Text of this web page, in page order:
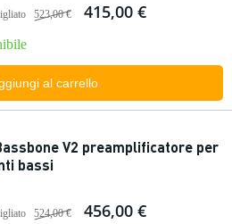
523,00 € 415,00 €
al carrello
V2 preamplificatore per
bassi
524,00 € 456,00 €